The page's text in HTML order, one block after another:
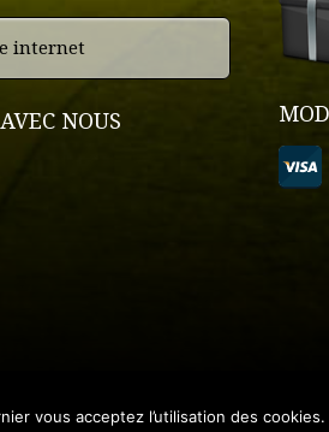
NOUS
Demande de Devis
vous acceptez l’utilisation des cookies.